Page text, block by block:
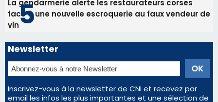
Régie publicitaire
Nous contacter